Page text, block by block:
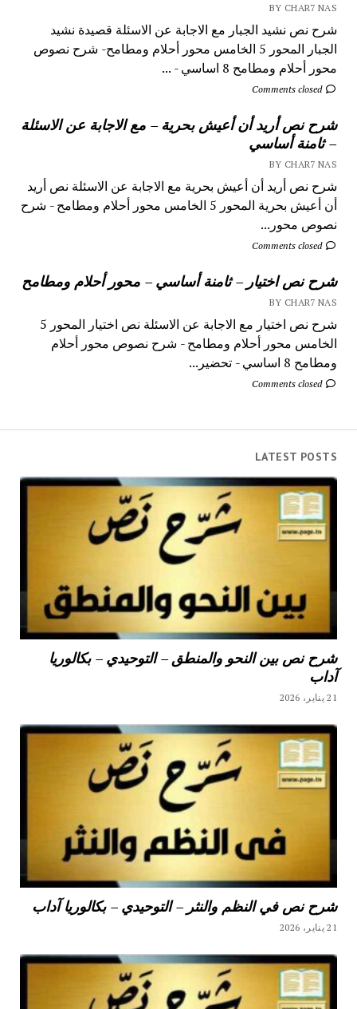
BY CHAR7 NAS
شرح نص نشيد الجبار مع الاجابة عن الاسئلة قصيدة نشيد
الجبار المحور 5 الخامس محور أحلام ومطامح- شرح نصوص
محور أحلام ومطامح 8 اساسي - ...
Comments closed
شرح نص أريد أن أعيش بحرية – مع الاجابة عن الاسئلة
– ثامنة أساسي
BY CHAR7 NAS
شرح نص أريد أن أعيش بحرية مع الاجابة عن الاسئلة نص أريد
أن أعيش بحرية المحور 5 الخامس محور أحلام ومطامح - شرح
نصوص محور...
Comments closed
شرح نص اختيار – ثامنة أساسي – محور أحلام ومطامح
BY CHAR7 NAS
شرح نص اختيار مع الاجابة عن الاسئلة نص اختيار المحور 5
الخامس محور أحلام ومطامح - شرح نصوص محور أحلام
ومطامح 8 اساسي - تحضير...
Comments closed
LATEST POSTS
شرح نص بين النحو والمنطق – التوحيدي – بكالوريا
آداب
21 يناير، 2026
شرح نص في النظم والنثر – التوحيدي – بكالوريا آداب
21 يناير، 2026